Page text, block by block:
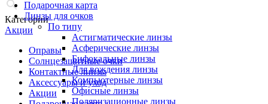
Категории
Акции
Оправы
Солнцезащитные очки
Контактные линзы
Аксессуары и уход
Акции
Подарочная карта
Линзы для очков
По типу
Астигматические линзы
Асферические линзы
Бифокальные линзы
Для вождения линзы
Компьютерные линзы
Офисные линзы
Поляризационные линзы